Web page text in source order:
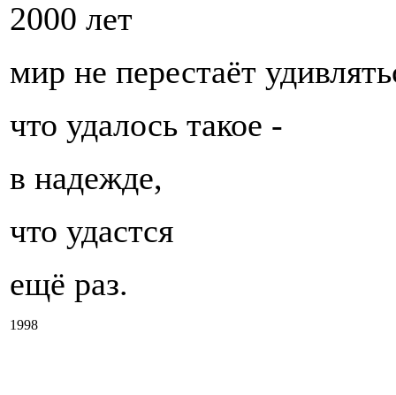
2000 лет
мир не перестаёт
что удалось такое -
в надежде,
что удастся
ещё раз.
1998